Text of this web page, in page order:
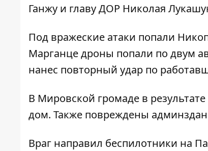
Ганжу и главу ДОР Николая
Под вражеские атаки попали
Марганце дроны попали по двум
нанес повторный удар по
В Мировской громаде в
дом. Также повреждены
Враг направил беспилотники на